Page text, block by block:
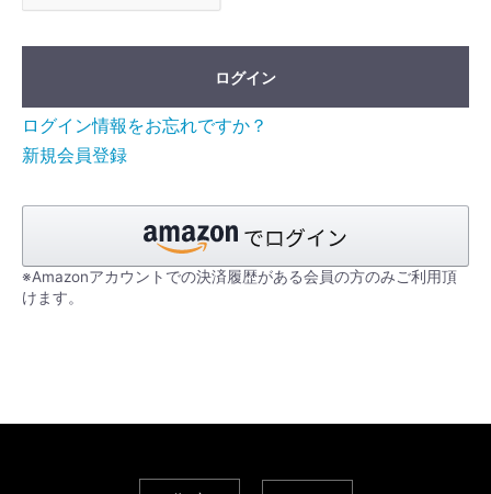
ログイン
ログイン情報をお忘れですか？
新規会員登録
※Amazonアカウントでの決済履歴がある会員の方のみご利用頂
けます。